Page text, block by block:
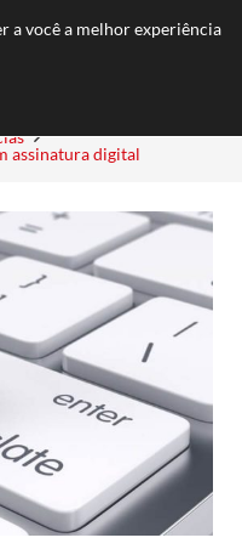
CONOSCO CONTATO
assinatura digital
a você a melhor experiência